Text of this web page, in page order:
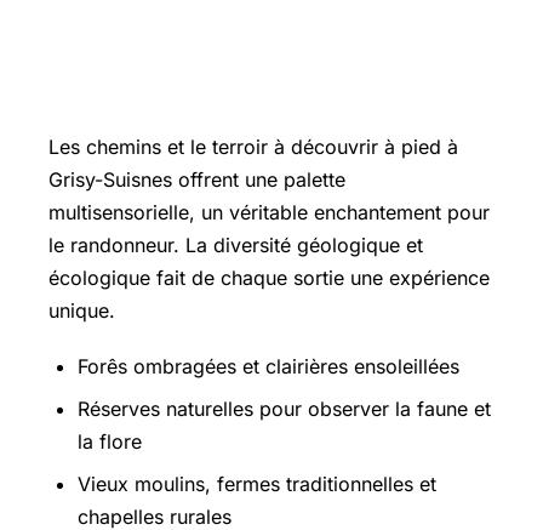
Les chemins et le terroir à découvrir à pied à
Grisy-Suisnes offrent une palette
multisensorielle, un véritable enchantement pour
le randonneur. La diversité géologique et
écologique fait de chaque sortie une expérience
unique.
Forês ombragées et clairières ensoleillées
Réserves naturelles pour observer la faune et
la flore
Vieux moulins, fermes traditionnelles et
chapelles rurales